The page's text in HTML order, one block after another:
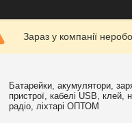
Зараз у компанії
Батарейки, акумулятори,
пристрої, кабелі USB, клей,
радіо, ліхтарі ОПТОМ